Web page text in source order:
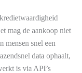
mag de aankoop niet
mensen snel een
data ophaalt,
is via API’s